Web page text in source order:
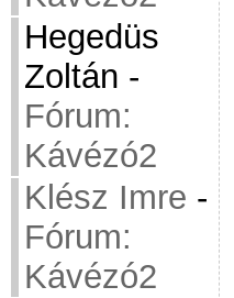
Hegedüs
Zoltán -
Fórum:
Kávézó2
Klész Imre -
Fórum:
Kávézó2